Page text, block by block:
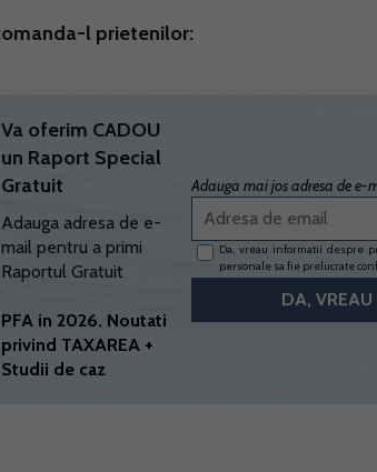
l prietenilor:
Va oferim CADOU
un Raport Special
Gratuit
Adauga adresa de e-
mail pentru a primi
Raportul Gratuit
PFA in 2026. Noutati
privind TAXAREA +
Studii de caz
Adauga mai jos adresa de
Da, vreau informatii despre
personale sa fie prelucrate